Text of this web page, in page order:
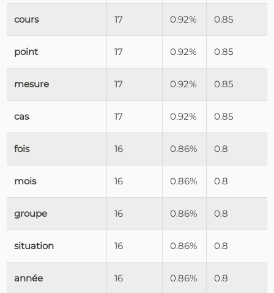
cours 17 0.92% 0.85
point 17 0.92% 0.85
mesure 17 0.92% 0.85
cas 17 0.92% 0.85
fois 16 0.86% 0.8
mois 16 0.86% 0.8
groupe 16 0.86% 0.8
situation 16 0.86% 0.8
année 16 0.86% 0.8